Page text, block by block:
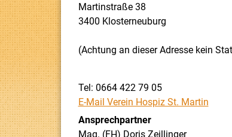
Martinstraße 38
3400 Klosterneuburg
(Achtung an dieser Adresse kein
Tel: 0664 422 79 05
E-Mail Verein Hospiz St. Martin
Ansprechpartner
Mag. (FH) Doris Zeillinger